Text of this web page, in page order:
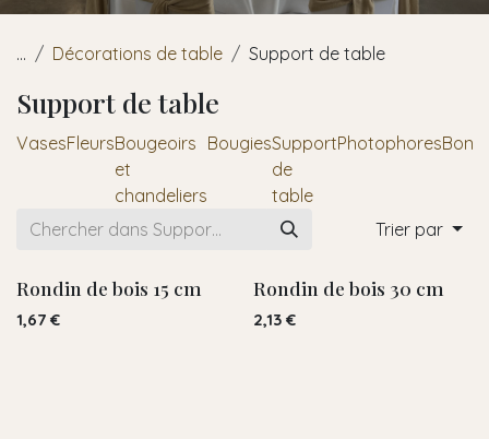
... Décorations de table Support de table
Support de table
VasesFleursBougeoirs
et
chandeliers
BougiesSupport
de
table
Photophores
Trier par
Rondin de bois 15 cm
1,67 €
Rondin de bois 30 cm
2,13€